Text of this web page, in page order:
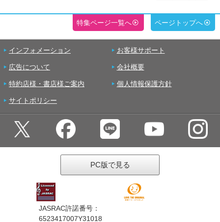
特集ページ一覧へ ページトップへ
インフォメーション お客様サポート
広告について 会社概要
特約店様・書店様ご案内 個人情報保護方針
サイトポリシー
PC版で見る
JASRAC許諾番号：
6523417007Y31018